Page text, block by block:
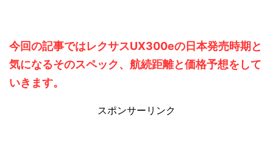
今回の記事ではレクサスUX300eの日本発売時期と
気になるそのスペック、航続距離と価格予想をして
いきます。
スポンサーリンク